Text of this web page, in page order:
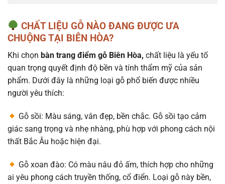
CHẤT LIỆU GỖ NÀO ĐANG ĐƯỢC ƯA
CHUỘNG TẠI BIÊN HÒA?
Khi chọn bàn trang điểm gỗ Biên Hòa, chất liệu là yếu tố
quan trọng quyết định độ bền và tính thẩm mỹ của sản
phẩm. Dưới đây là những loại gỗ phổ biến được nhiều
người yêu thích:
Gỗ sồi: Màu sáng, vân đẹp, bền chắc. Gỗ sồi tạo cảm
giác sang trọng và nhẹ nhàng, phù hợp với phong cách nội
thất Bắc Âu hoặc hiện đại.
Gỗ xoan đào: Có màu nâu đỏ ấm, thích hợp cho những
ai yêu phong cách truyền thống, cổ điển. Loại gỗ này bền,